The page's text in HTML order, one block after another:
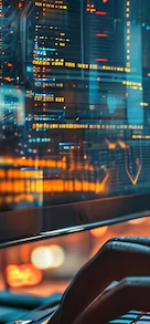
Copyright © 2010-